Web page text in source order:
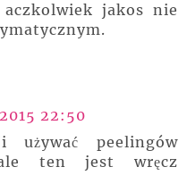
jakos nie
22:50
używać peelingów
ale ten jest wręcz